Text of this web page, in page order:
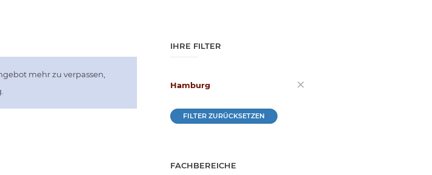
mehr zu verpassen,
IHRE FILTER
Hamburg
FILTER ZURÜCKSETZEN
FACHBEREICHE